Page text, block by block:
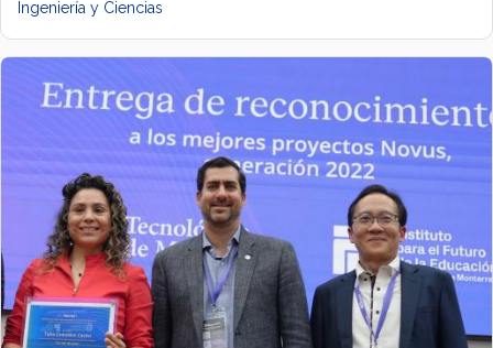
Ingeniería y Ciencias